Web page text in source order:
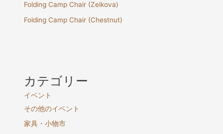
Folding Camp Chair (Zelkova)
Folding Camp Chair (Chestnut)
カテゴリー
イベント
その他のイベント
家具・小物市